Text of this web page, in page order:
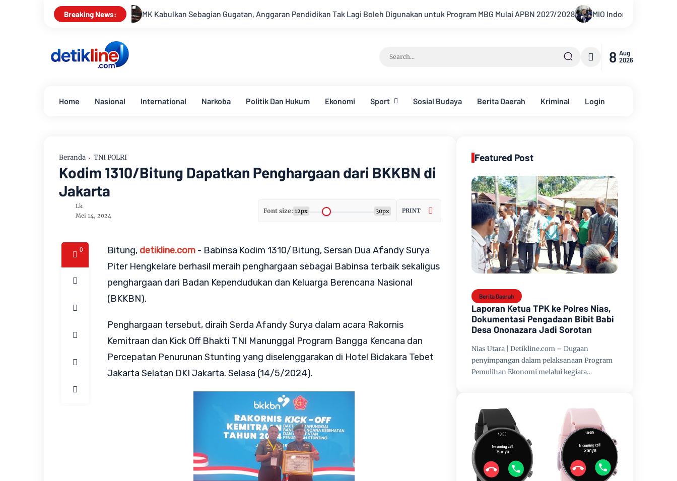
Breaking News:
MK Kabulkan Sebagian Gugatan, Anggaran Pendidikan Tak Lagi Boleh Digunakan untuk Program MBG Mulai APBN 2027/2028 MIO Indonesia Laporkan Hotman Paris ke Polda
8 Aug
2026
Home Nasional International Narkoba Politik Dan Hukum Ekonomi Sport Sosial Budaya Berita Daerah Kriminal Login
Beranda TNI POLRI
Kodim 1310/Bitung Dapatkan Penghargaan dari BKKBN di
Jakarta
Lk
Mei 14, 2024
Font size: 12px 30px PRINT
0 Bitung, detikline.com- Babinsa Kodim 1310/Bitung, Sersan Dua Afandy Surya
Piter Hengkelare berhasil meraih penghargaan sebagai Babinsa terbaik sekaligus
penghargaan dari Badan Kependudukan dan Keluarga Berencana Nasional
(BKKBN).
Penghargaan tersebut, diraih Serda Afandy Surya dalam acara Rakornis
Kemitraan dan Kick Off Bhakti TNI Manunggal Program Bangga Kencana dan
Percepatan Penurunan Stunting yang diselenggarakan di Hotel Bidakara Tebet
Jakarta Selatan DKI Jakarta. Selasa (14/5/2024).
Featured Post
Berita Daerah
Laporan Ketua TPK ke Polres Nias,
Dokumentasi Pengadaan Bibit Babi
Desa Ononazara Jadi Sorotan
Nias Utara | Detikline.com – Dugaan
penyimpangan dalam pelaksanaan Program
Pemulihan Ekonomi melalui kegiata…